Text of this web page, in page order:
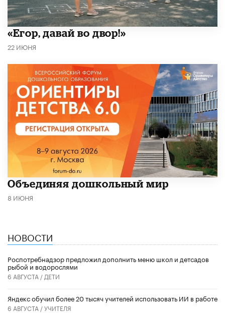
«Егор, давай во двор!»
22 ИЮНЯ
​Объединяя дошкольный мир
8 ИЮНЯ
НОВОСТИ
Роспотребнадзор предложил дополнить меню школ и детсадов
рыбой и водорослями
6 АВГУСТА / ДЕТИ
​Яндекс обучил более 20 тысяч учителей использовать ИИ в работе
6 АВГУСТА /УЧИТЕЛЯ